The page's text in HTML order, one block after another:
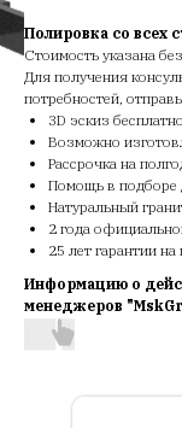
Полировка со всех
Стоимость указана
Для получения
потребностей,
3D эскиз
Возможно
Рассрочка на
Помощь в подборе
Натуральный
2 года
25 лет гарантии на
Информацию о
менеджеров